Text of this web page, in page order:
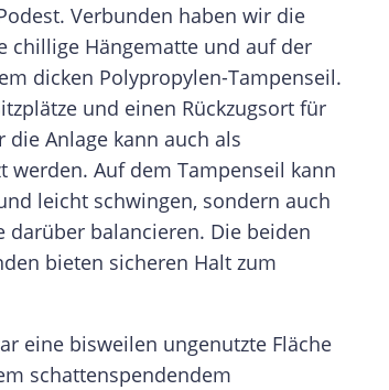
Verbunden haben wir die
chillige Hängematte und auf der
dicken Polypropylen-Tampenseil.
und einen Rückzugsort für
die Anlage kann auch als
werden. Auf dem Tampenseil kann
leicht schwingen, sondern auch
darüber balancieren. Die beiden
bieten sicheren Halt zum
eine bisweilen ungenutzte Fläche
schattenspendendem